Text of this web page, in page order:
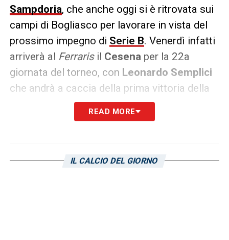
Sampdoria, che anche oggi si è ritrovata sui
campi di Bogliasco per lavorare in vista del
prossimo impegno di Serie B. Venerdì infatti
arriverà al Ferrarisil Cesenaper la 22a
giornata del torneo, con Leonardo Semplici
che andrà a caccia della prima vittoria della
sua avventura in blucerchiato.
non si sono allenati due giocatori, frenati
dalle loro condizioni di salute. Si tratta di
READ MORE
IL CALCIO DEL GIORNO